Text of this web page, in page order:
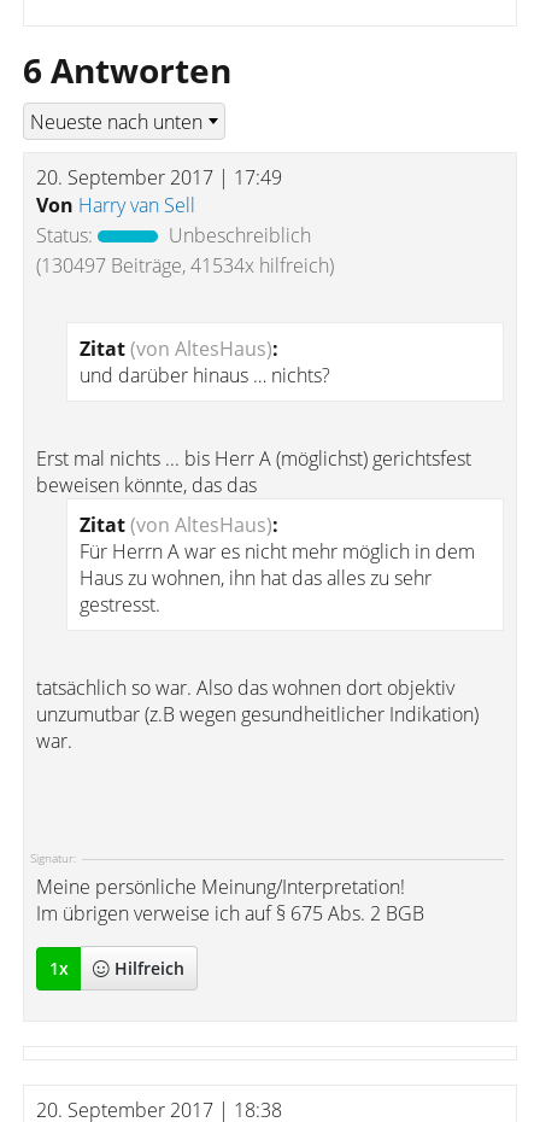
6 Antworten
20. September 2017 | 17:49
Von Harry van Sell
Status:
Unbeschreiblich
(130497 Beiträge, 41534x hilfreich)
Zitat(von AltesHaus):
und darüber hinaus … nichts?
Erst mal nichts ... bis Herr A (möglichst) gerichtsfest
beweisen könnte, das das
Zitat(von AltesHaus):
Für Herrn A war es nicht mehr möglich in dem
Haus zu wohnen, ihn hat das alles zu sehr
gestresst.
tatsächlich so war. Also das wohnen dort objektiv
unzumutbar (z.B wegen gesundheitlicher Indikation)
war.
Signatur:
Meine persönliche Meinung/Interpretation!
Im übrigen verweise ich auf § 675 Abs. 2 BGB
1x Hilfreich
20. September 2017 | 18:38